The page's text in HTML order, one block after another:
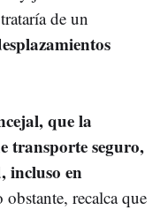
de un
que la
transporte seguro,
incluso en
obstante, recalca que